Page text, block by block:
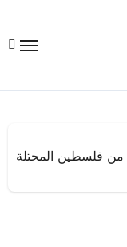
من فلسطين المحتلة